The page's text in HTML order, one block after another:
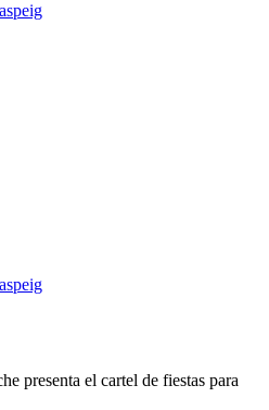
presenta el cartel de fiestas para